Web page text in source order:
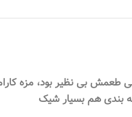
طعمش بی نظیر بود، مزه
بندی هم بسیار شیک